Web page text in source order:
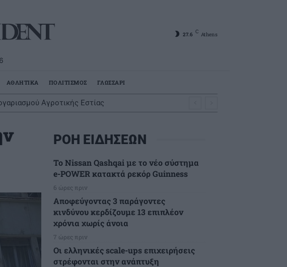
27.6 C Athens
ΑΘΛΗΤΙΚΑ ΠΟΛΙΤΙΣΜΟΣ ΓΛΩΣΣΑΡΙ
Αγροτικής Εστίας
ΡΟΗ ΕΙΔΗΣΕΩΝ
Το Nissan Qashqai με το νέο σύστημα
e-POWER κατακτά ρεκόρ Guinness
6 ώρες πριν
Αποφεύγοντας 3 παράγοντες
κινδύνου κερδίζουμε 13 επιπλέον
χρόνια χωρίς άνοια
7 ώρες πριν
Οι ελληνικές scale-ups επιχειρήσεις
στρέφονται στην ανάπτυξη